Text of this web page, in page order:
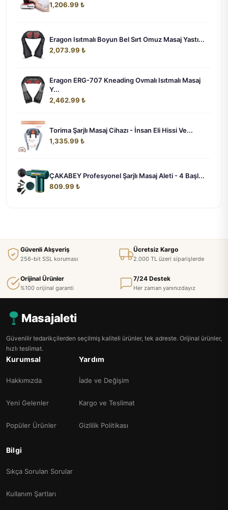
1,206.99 ₺
Eragon Isıtmalı Boyun Bel Sırt Omuz Masaj Yastı...
2,073.99 ₺
Eragon ERG-707 Kneading Ovmalı Isıtmalı Masaj
Y...
2,462.99 ₺
Torima Şarjlı Masaj Cihazı - İnsan Eli Hissi Ve...
1,335.99 ₺
ÇAKABEY Profesyonel Şarjlı Masaj Aleti - 4 Başl...
809.99 ₺
Güvenli Alışveriş
256-bit SSL koruması
Ücretsiz Kargo
2.000 TL üzeri siparişlerde
Orijinal Ürünler
%100 orijinal garanti
7/24 Destek
Her zaman yanınızdayız
Masajaleti
Güvenilir tedarikçilerden seçilmiş kaliteli ürünler, tek adreste. Orijinal ürünler,
hızlı teslimat.
Kurumsal
Hakkımızda
Yeni Gelenler
Popüler Ürünler
Yardım
İade ve Değişim
Kargo ve Teslimat
Gizlilik Politikası
Bilgi
Sıkça Sorulan Sorular
Kullanım Şartları